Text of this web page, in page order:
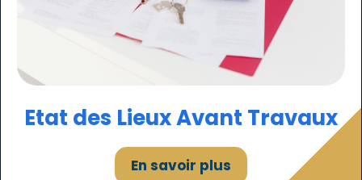
Etat des LieuxAvant Travaux
En savoir plus